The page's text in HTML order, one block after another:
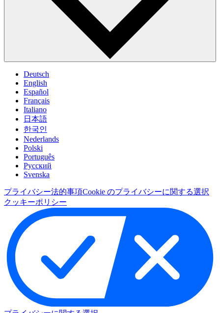
Deutsch
English
Español
Français
Italiano
日本語
한국인
Nederlands
Polski
Português
Pусский
Svenska
プライバシー法的事項Cookie のプライバシーに関する選択
クッキーポリシー